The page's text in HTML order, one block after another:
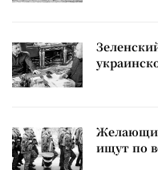
ищут по